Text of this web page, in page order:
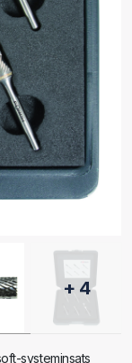
+ 4
systeminsats